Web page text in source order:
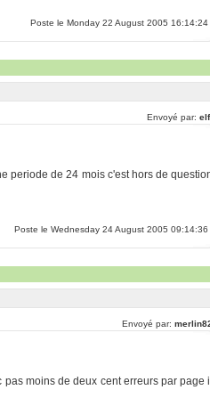
Poste le Monday 22 August 2005 16:14:24
Envoyé par:
periode de 24 mois c'est hors de
Poste le Wednesday 24 August 2005 09:14:36
Envoyé par:
pas moins de deux cent erreurs par page